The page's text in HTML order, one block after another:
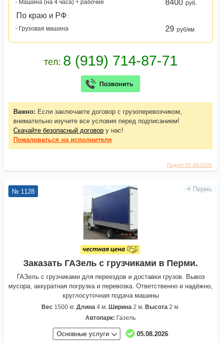
Поднят 07.08.2026
- Машина (на 4 часа) + рабочие
8400 руб.
По краю и РФ :
- Грузовая машина
29 руб/км
Важно: Если заключаете договор с грузоперевозчиком,
внимательно изучите все условия перед подписанием!
Скачайте безопасный договор у нас!
Пожаловаться на исполнителя
Пермь
№ 1128
Заказать ГАЗель с грузчиками в Перми.
ГАЗель с грузчиками для переездов и доставки грузов. Вывоз
мусора, аккуратная погрузка и перевозка. Ответственно и надёжно,
круглосуточная подача машины
Вес 1500 кг. Длина 4 м. Ширина 2 м. Высота 2 м.
Автопарк: Газель
Основные услуги 05.08.2026